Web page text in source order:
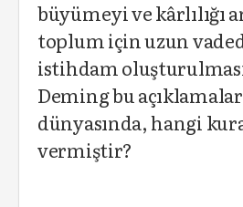
büyümeyi ve kârlılığı
toplum için uzun
istihdam
Deming bu
dünyasında, hangi
vermiştir?